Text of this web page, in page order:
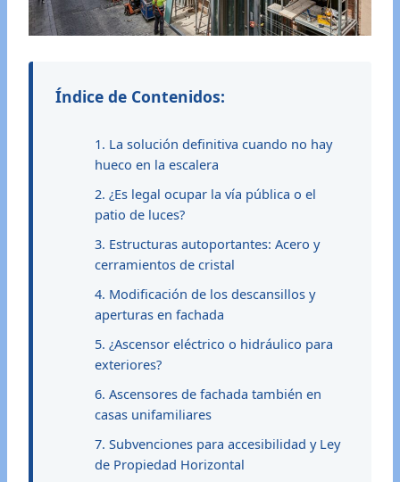
Índice de Contenidos:
1. La solución definitiva cuando no hay
hueco en la escalera
2. ¿Es legal ocupar la vía pública o el
patio de luces?
3. Estructuras autoportantes: Acero y
cerramientos de cristal
4. Modificación de los descansillos y
aperturas en fachada
5. ¿Ascensor eléctrico o hidráulico para
exteriores?
6. Ascensores de fachada también en
casas unifamiliares
7. Subvenciones para accesibilidad y Ley
de Propiedad Horizontal